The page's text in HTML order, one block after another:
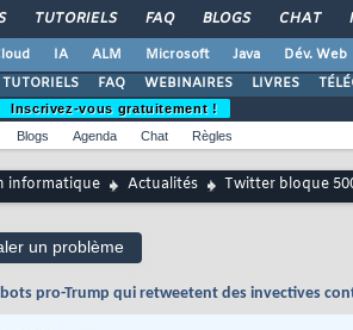
TUTORIELS FAQ BLOGS CHAT
IA ALM Microsoft Java Dév. Web
TUTORIELS
FAQ WEBINAIRES LIVRES
Inscrivez-vous gratuitement !
Blogs Agenda Chat Règles
informatique Actualités Twitter bloque
un problème
pro-Trump qui retweetent des invectives